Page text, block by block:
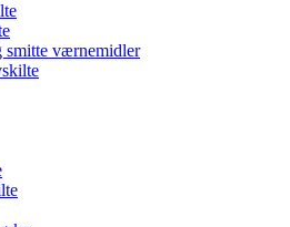
smitte værnemidler